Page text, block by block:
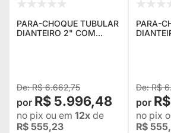
PARA-CHOQUE TUBULAR
DIANTEIRO 2" COM
R$ 6.662,75
R$ 5.996,48
no pix ou em 12x de
R$ 555,23
PARA-
R$
no pix
R$